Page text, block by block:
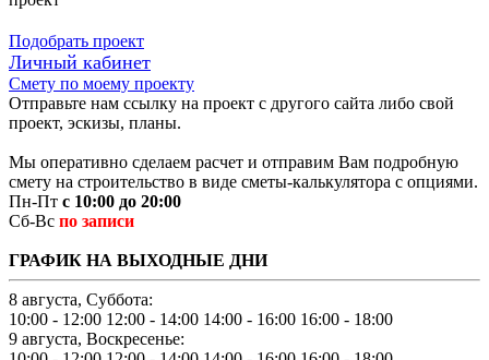
Подобрать проект
Личный кабинет
Смету по моему проекту
Отправьте нам ссылку на проект с другого сайта либо свой
проект, эскизы, планы.
Мы оперативно сделаем расчет и отправим Вам подробную
смету на строительство в виде сметы-калькулятора с опциями.
Пн-Пт с 10:00 до 20:00
Сб-Вс по записи
ГРАФИК НА ВЫХОДНЫЕ ДНИ
8 августа, Суббота:
10:00 - 12:00 12:00 - 14:00 14:00 - 16:00 16:00 - 18:00
9 августа, Воскресенье: